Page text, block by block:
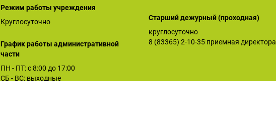
Режим работы учреждения
Круглосуточно
График работы административной
части
ПН - ПТ: с 8:00 до 17:00
СБ - ВС: выходные
Старший дежурный (проходная)
круглосуточно
8 (83365) 2-10-35 приемная директора